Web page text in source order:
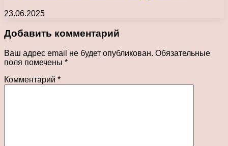
23.06.2025
Добавить комментарий
Ваш адрес email не будет опубликован. Обязательные
поля помечены *
Комментарий *